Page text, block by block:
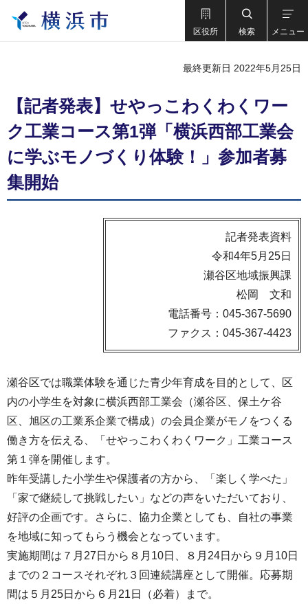
区役所 検索 メニュー
最終更新日 2022年5月25日
【記者発表】せやっこわくわくワー
ク工業コース第1弾「横浜西部工業会
に学ぶモノづくり体験！」参加者募
集開始
記者発表資料
令和4年5月25日
瀬谷区地域振興課
松岡 文和
電話番号：045-367-5690
ファクス：045-367-4423
瀬谷区では職業体験を通じた青少年育成を目的として、区
内の小学生を対象に横浜西部工業会（瀬谷区、保土ケ谷
区、旭区の工業系企業で構成）の会員企業がモノをつくる
働き方を伝える、「せやっこわくわくワーク」工業コース
第１弾を開催します。
昨年受講した小学生や保護者の方から、「楽しく学べた」
「家で継続して挑戦したい」などの声をいただいており、
好評の企画です。さらに、協力企業としても、自社の事業
を地域に知ってもらう機会となっています。
実施期間は７月27日から８月10日、８月24日から９月10日
までの２コースそれぞれ３回連続講座として開催。応募期
間は５月25日から６月21日（必着）まで。